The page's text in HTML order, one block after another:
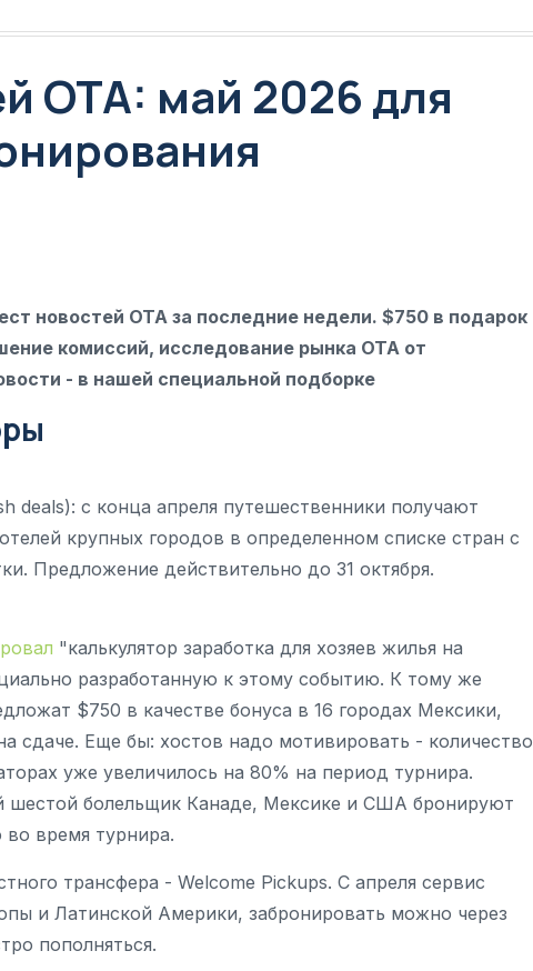
OTA: май 2026 для
новостей ОТА за последние недели. $750 в подарок
комиссий, исследование рынка OTA от
- в нашей специальной подборке
deals): с конца апреля путешественники получают
крупных городов в определенном списке стран с
Предложение действительно до 31 октября.
"калькулятор заработка для хозяев жилья на
разработанную к этому событию. К тому же
$750 в качестве бонуса в 16 городах Мексики,
Еще бы: хостов надо мотивировать - количество
уже увеличилось на 80% на период турнира.
шестой болельщик Канаде, Мексике и США бронируют
время турнира.
трансфера - Welcome Pickups. С апреля сервис
и Латинской Америки, забронировать можно через
пополняться.